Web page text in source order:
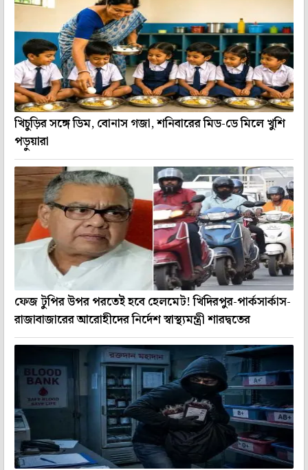
খিচুড়ির সঙ্গে ডিম, বোনাস গজা, শনিবারের মিড-ডে মিলে খুশি
পড়ুয়ারা
ফেজ টুপির উপর পরতেই হবে হেলমেট! খিদিরপুর-পার্কসার্কাস-
রাজাবাজারের আরোহীদের নির্দেশ স্বাস্থ্যমন্ত্রী শারদ্বতের